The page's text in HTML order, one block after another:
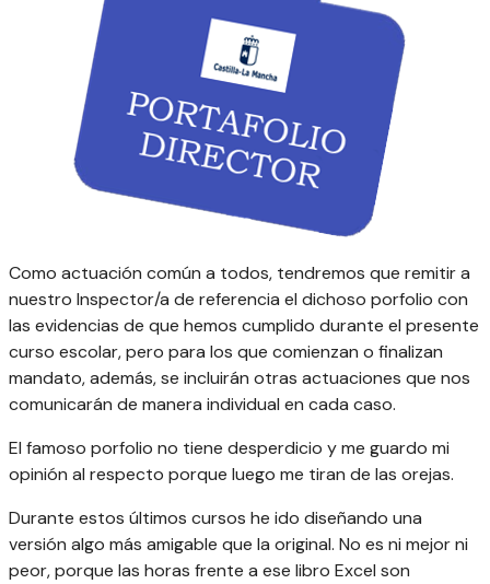
Como actuación común a todos, tendremos que remitir a
nuestro Inspector/a de referencia el dichoso porfolio con
las evidencias de que hemos cumplido durante el presente
curso escolar, pero para los que comienzan o finalizan
mandato, además, se incluirán otras actuaciones que nos
comunicarán de manera individual en cada caso.
El famoso porfolio no tiene desperdicio y me guardo mi
opinión al respecto porque luego me tiran de las orejas.
Durante estos últimos cursos he ido diseñando una
versión algo más amigable que la original. No es ni mejor ni
peor, porque las horas frente a ese libro Excel son